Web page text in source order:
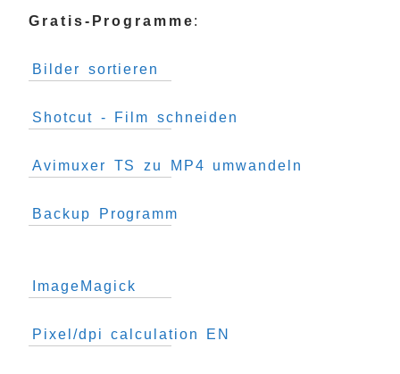
Gratis-Programme:
Bilder sortieren
Shotcut - Film schneiden
Avimuxer TS zu MP4 umwandeln
Backup Programm
ImageMagick
Pixel/dpi calculation EN